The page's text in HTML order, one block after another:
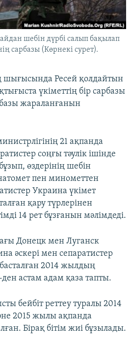
шебін дүрбі салып бақылап
сарбазы (Көрнекі сурет).
шығысында Ресей қолдайтын
үкіметтің бір сарбазы
жараланғанын
21 ақпанда
соңғы тәулік ішінде
өздерінің шебін
пен минометтен
Украина үкімет
қару түрлерінен
14 рет бұзғанын мәлімдеді.
Донецк мен Луганск
әскері мен сепаратистер
2014 жылдың
ден астам адам қаза тапты.
бейбіт реттеу туралы 2014
2015 жылы ақпанда
Бірақ бітім жиі бұзылады.